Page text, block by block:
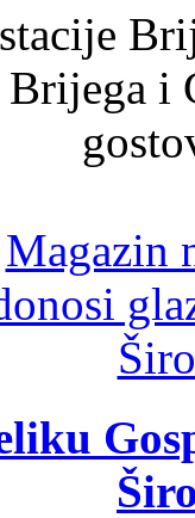
Brijega